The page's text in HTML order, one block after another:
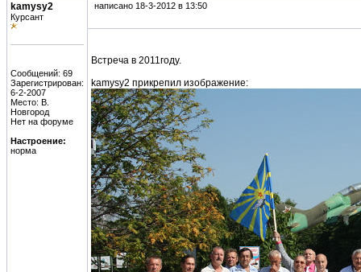
kamysy2
Курсант
Сообщений: 69
Зарегистрирован:
6-2-2007
Место: В.
Новгород
Нет на форуме
Настроение:
норма
написано 18-3-2012 в 13:50
Встреча в 2011году.
kamysy2 прикрепил изображение: